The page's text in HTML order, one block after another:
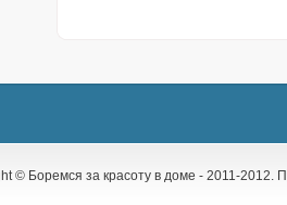
© Боремся за красоту в доме - 2011-2012.